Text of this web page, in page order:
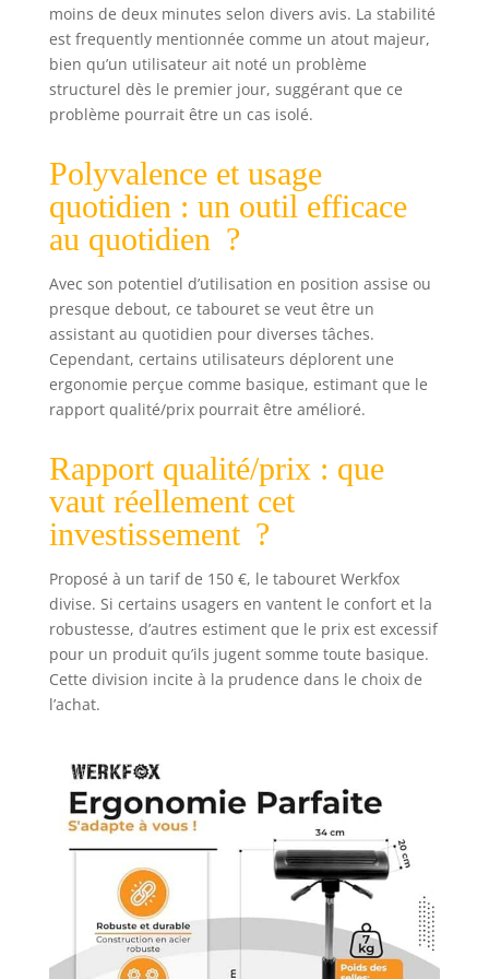
moins de deux minutes selon divers avis. La stabilité
est frequently mentionnée comme un atout majeur,
bien qu’un utilisateur ait noté un problème
structurel dès le premier jour, suggérant que ce
problème pourrait être un cas isolé.
Polyvalence et usage
quotidien : un outil efficace
au quotidien ?
Avec son potentiel d’utilisation en position assise ou
presque debout, ce tabouret se veut être un
assistant au quotidien pour diverses tâches.
Cependant, certains utilisateurs déplorent une
ergonomie perçue comme basique, estimant que le
rapport qualité/prix pourrait être amélioré.
Rapport qualité/prix : que
vaut réellement cet
investissement ?
Proposé à un tarif de 150 €, le tabouret Werkfox
divise. Si certains usagers en vantent le confort et la
robustesse, d’autres estiment que le prix est excessif
pour un produit qu’ils jugent somme toute basique.
Cette division incite à la prudence dans le choix de
l’achat.